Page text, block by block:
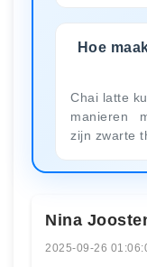
Hoe
Chai latte
manieren
zijn zwarte
Nina
2025-09-26